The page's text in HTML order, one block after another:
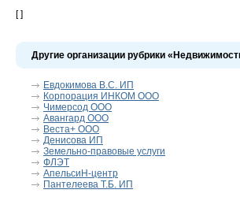
[ ]
Другие организации рубрики
Евдокимова В.С. ИП
Корпорация ИНКОМ ООО
Чимерсод ООО
Авангард ООО
Веста+ ООО
Денисова ИП
Земельно-правовые услуги
ФЛЭТ
АпельсиН-центр
Пантелеева Т.Б. ИП